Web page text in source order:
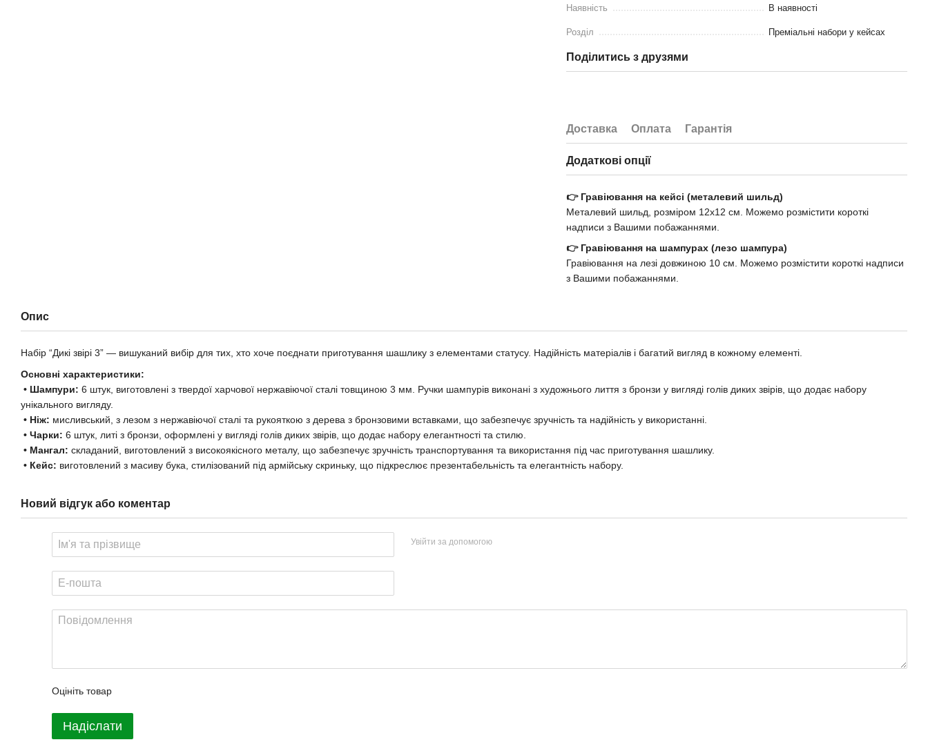
Наявність В наявності
Розділ Преміальні набори у кейсах
Поділитись з друзями
Доставка Оплата Гарантія
Додаткові опції
👉 Гравіювання на кейсі (металевий шильд)
Металевий шильд, розміром 12х12 см. Можемо розмістити короткі
надписи з Вашими побажаннями.
👉 Гравіювання на шампурах (лезо шампура)
Гравіювання на лезі довжиною 10 см. Можемо розмістити короткі надписи
з Вашими побажаннями.
Опис
Набір “Дикі звірі 3” — вишуканий вибір для тих, хто хоче поєднати приготування шашлику з елементами статусу. Надійність матеріалів і багатий вигляд в кожному елементі.
Основні характеристики:
• Шампури: 6 штук, виготовлені з твердої харчової нержавіючої сталі товщиною 3 мм. Ручки шампурів виконані з художнього лиття з бронзи у вигляді голів диких звірів, що додає набору
унікального вигляду.
• Ніж: мисливський, з лезом з нержавіючої сталі та рукояткою з дерева з бронзовими вставками, що забезпечує зручність та надійність у використанні.
• Чарки: 6 штук, литі з бронзи, оформлені у вигляді голів диких звірів, що додає набору елегантності та стилю.
• Мангал: складаний, виготовлений з високоякісного металу, що забезпечує зручність транспортування та використання під час приготування шашлику.
• Кейс: виготовлений з масиву бука, стилізований під армійську скриньку, що підкреслює презентабельність та елегантність набору.
Новий відгук або коментар
Увійти за допомогою
Оцініть товар
Надіслати